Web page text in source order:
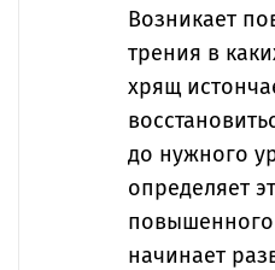
Возникает
трения в
хрящ
до нужного
определяет
начинает